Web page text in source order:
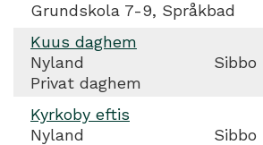
Grundskola 7-9, Språkbad
Kuus daghem
Nyland
Sibbo
Privat daghem
Kyrkoby eftis
Nyland
Sibbo